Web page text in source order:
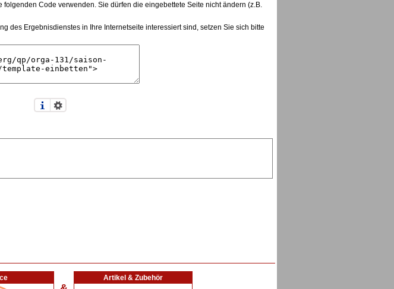
Code verwenden. Sie dürfen die eingebettete Seite nicht ändern (z.B.
des Ergebnisdienstes in Ihre Internetseite interessiert sind, setzen Sie sich bitte
Artikel & Zubehör